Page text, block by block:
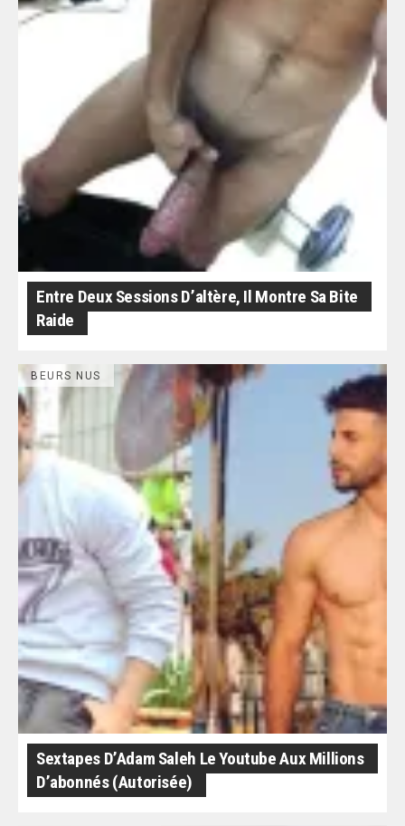
Entre Deux Sessions D’altère, Il Montre Sa Bite
Raide
BEURS NUS
Sextapes D’Adam Saleh Le Youtube Aux Millions
D’abonnés (autorisée)